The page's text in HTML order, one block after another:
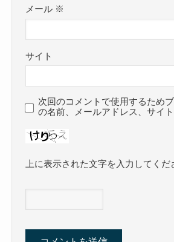
メール ※
サイト
次回のコメントで使用するため
の名前、メールアドレス、サイト
上に表示された文字を入力してくだ